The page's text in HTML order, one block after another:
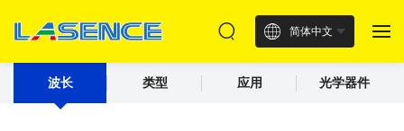
简体中文
波长 类型 应用 光学器件